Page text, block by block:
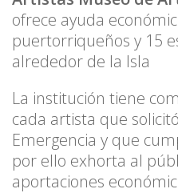
ofrece ayuda
puertorriqueños y 15
alrededor de la Isla
La institución tiene
cada artista que
Emergencia y que
por ello exhorta al
aportaciones